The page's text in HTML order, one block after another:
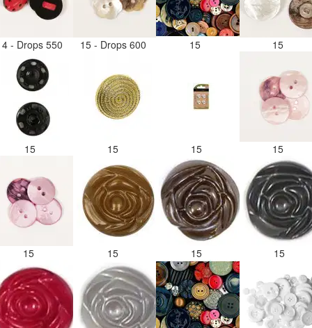
- Drops 550 15 - Drops 600 15 15
15 15 15 15
15 15 15 15